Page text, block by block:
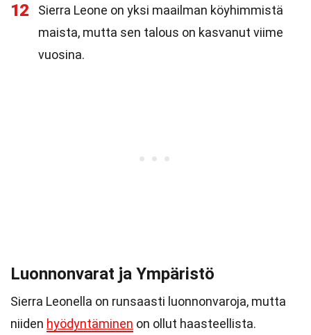
12
Sierra Leone on yksi maailman köyhimmistä
maista, mutta sen talous on kasvanut viime
vuosina.
Luonnonvarat ja Ympäristö
Sierra Leonella on runsaasti luonnonvaroja, mutta
niiden hyödyntäminen on ollut haasteellista.